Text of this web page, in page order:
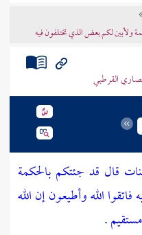
ولأبين لكم بعض الذي تختلفون فيه
القرطبي
قال قد جئتكم بالحكمة
الله وأطيعون إن الله
.